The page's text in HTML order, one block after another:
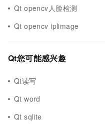
Qt opencv人脸检测
Qt opencv iplimage
Qt您可能感兴趣
Qt读写
Qt word
Qt sqlite